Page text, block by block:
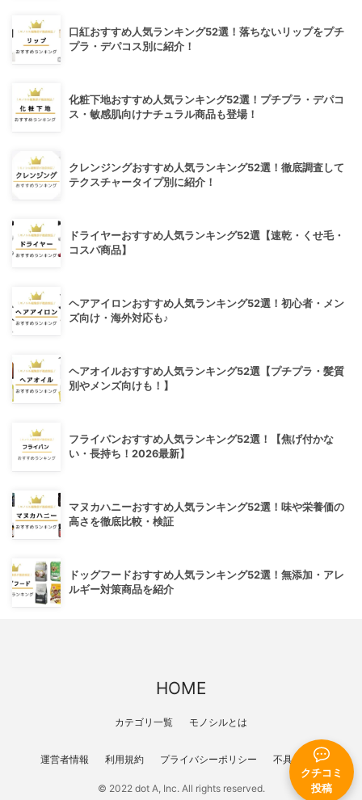
クチコミ
投稿
口紅おすすめ人気ランキング52選！落ちないリップをプチ
プラ・デパコス別に紹介！
化粧下地おすすめ人気ランキング52選！プチプラ・デパコ
ス・敏感肌向けナチュラル商品も登場！
クレンジングおすすめ人気ランキング52選！徹底調査して
テクスチャータイプ別に紹介！
ドライヤーおすすめ人気ランキング52選【速乾・くせ毛・
コスパ商品】
ヘアアイロンおすすめ人気ランキング52選！初心者・メン
ズ向け・海外対応も♪
ヘアオイルおすすめ人気ランキング52選【プチプラ・髪質
別やメンズ向けも！】
フライパンおすすめ人気ランキング52選！【焦げ付かな
い・長持ち！2026最新】
マヌカハニーおすすめ人気ランキング52選！味や栄養価の
高さを徹底比較・検証
ドッグフードおすすめ人気ランキング52選！無添加・アレ
ルギー対策商品を紹介
HOME
カテゴリ一覧 モノシルとは
運営者情報 利用規約 プライバシーポリシー 不具合報告
© 2022 dot A, Inc. All rights reserved.